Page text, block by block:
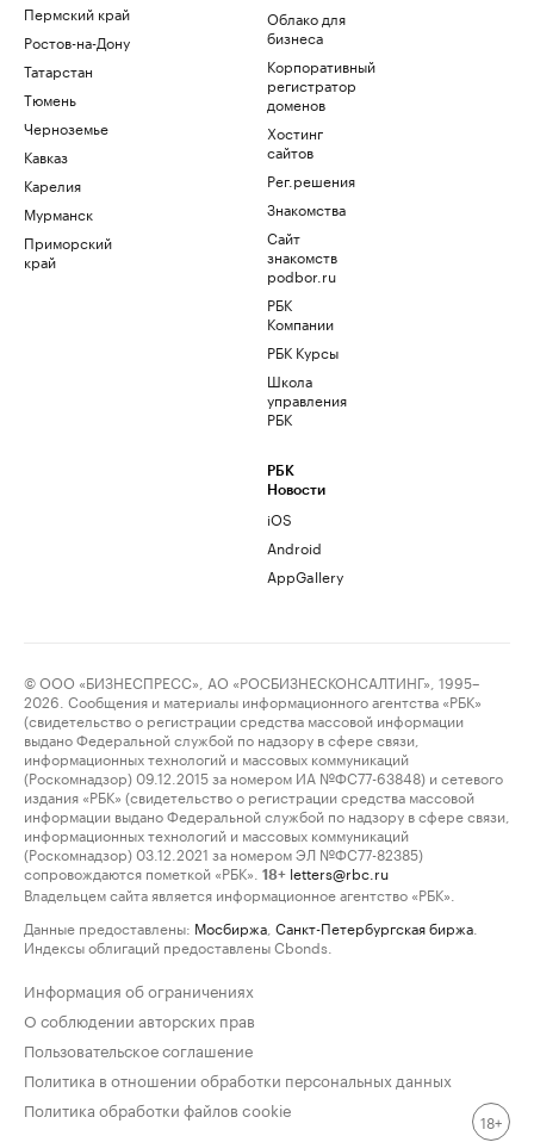
Пермский край
Ростов-на-Дону
Татарстан
Тюмень
Черноземье
Кавказ
Карелия
Мурманск
Приморский
край
Облако для
бизнеса
Корпоративный
регистратор
доменов
Хостинг
сайтов
Рег.решения
Знакомства
Сайт
знакомств
podbor.ru
РБК
Компании
РБК Курсы
Школа
управления
РБК
РБК
Новости
iOS
Android
AppGallery
© ООО «БИЗНЕСПРЕСС», АО «РОСБИЗНЕСКОНСАЛТИНГ», 1995–
2026. Сообщения и материалы информационного агентства «РБК»
(свидетельство о регистрации средства массовой информации
выдано Федеральной службой по надзору в сфере связи,
информационных технологий и массовых коммуникаций
(Роскомнадзор) 09.12.2015 за номером ИА №ФС77-63848) и сетевого
издания «РБК» (свидетельство о регистрации средства массовой
информации выдано Федеральной службой по надзору в сфере связи,
информационных технологий и массовых коммуникаций
(Роскомнадзор) 03.12.2021 за номером ЭЛ №ФС77-82385)
сопровождаются пометкой «РБК».
18+ letters@rbc.ru
Владельцем сайта является информационное агентство «РБК».
Данные предоставлены: Мосбиржа Санкт-Петербургская биржа
Индексы облигаций предоставлены Cbonds.
Информация об ограничениях
О соблюдении авторских прав
Пользовательское соглашение
Политика в отношении обработки персональных данных
Политика обработки файлов cookie
18+